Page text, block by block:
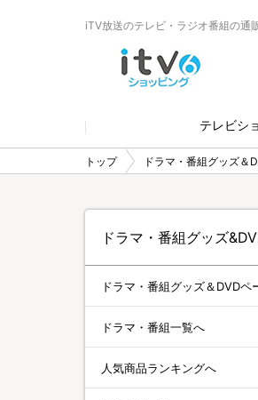
iTV放送のテレビ・ラジオ番組の通
テレビシ
トップ ドラマ・番組グッズ＆
ドラマ・番組グッズ
ドラマ・番組グッズ＆DVDペ
ドラマ・番組一覧へ
人気商品ランキングへ